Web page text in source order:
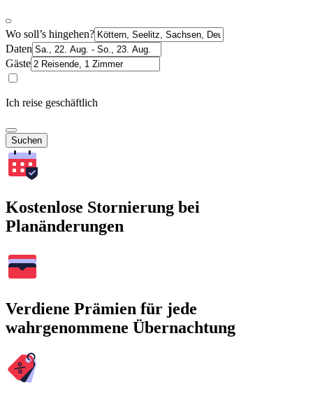
Wo soll’s hingehen?
Daten
Gäste
Ich reise geschäftlich
Suchen
Kostenlose Stornierung bei
Planänderungen
Verdiene Prämien für jede
wahrgenommene Übernachtung